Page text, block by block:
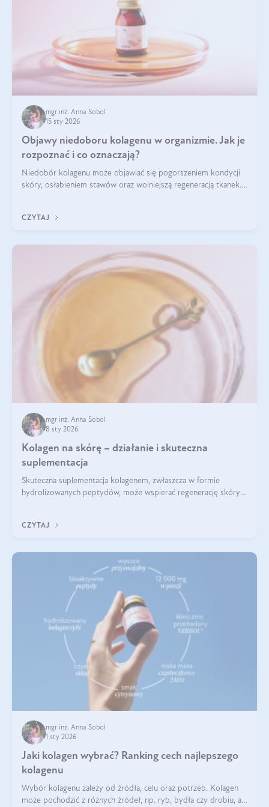
mgr inż. Anna Sobol
15 sty 2026
Objawy niedoboru kolagenu w organizmie. Jak je
rozpoznać i co oznaczają?
Niedobór kolagenu może objawiać się pogorszeniem kondycji
skóry, osłabieniem stawów oraz wolniejszą regeneracją tkanek.
osłabienie włosów.
CZYTAJ
mgr inż. Anna Sobol
8 sty 2026
Kolagen na skórę – działanie i skuteczna
suplementacja
Skuteczna suplementacja kolagenem, zwłaszcza w formie
hydrolizowanych peptydów, może wspierać regenerację skóry i
CZYTAJ
mgr inż. Anna Sobol
1 sty 2026
Jaki kolagen wybrać? Ranking cech najlepszego
kolagenu
Wybór kolagenu zależy od źródła, celu oraz potrzeb. Kolagen
może pochodzić z różnych źródeł, np. ryb, bydła czy drobiu, a